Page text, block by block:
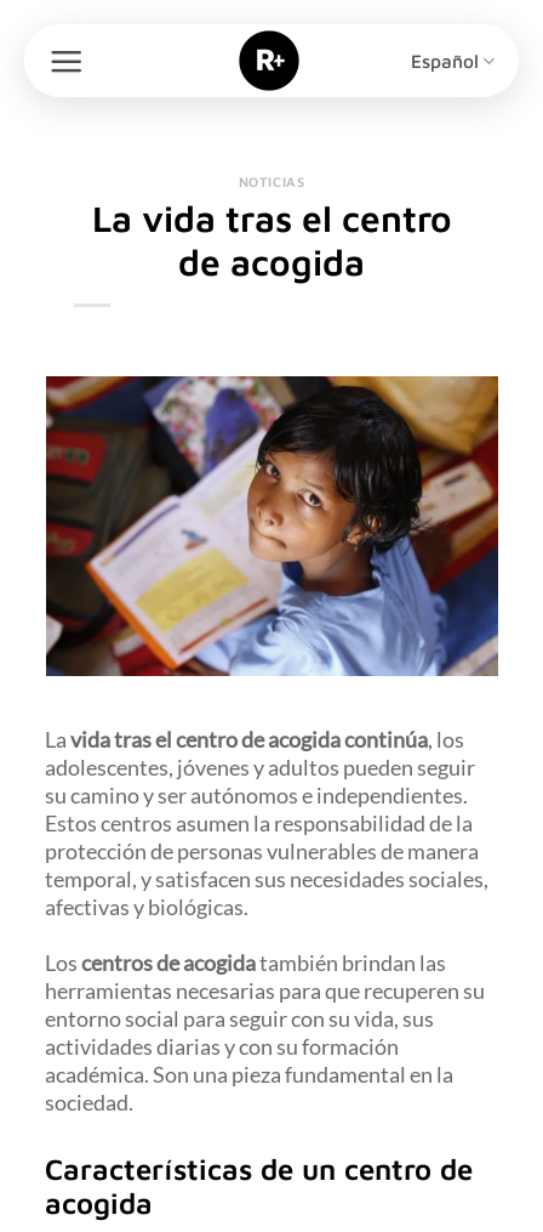
contenido
Español
NOTICIAS
La vida tras el centro
de acogida
Lavida tras el centro de acogida continúa, los
adolescentes, jóvenes y adultos pueden seguir
su camino y ser autónomos e independientes.
Estos centros asumen la responsabilidad de la
protección de personas vulnerables de manera
temporal, y satisfacen sus necesidades sociales,
afectivas y biológicas.
Loscentros de acogidatambién brindan las
herramientas necesarias para que recuperen su
entorno social para seguir con su vida, sus
actividades diarias y con su formación
académica. Son una pieza fundamental en la
sociedad.
Características de un centro de
acogida